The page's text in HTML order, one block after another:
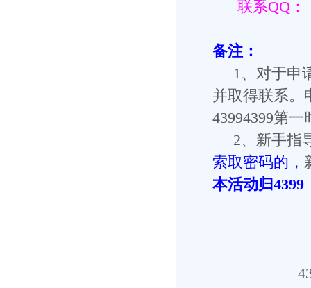
联系QQ：
备注：
1、对于申
并取得联系。
43994399第
2、新手指
索取密码的，
本活动归